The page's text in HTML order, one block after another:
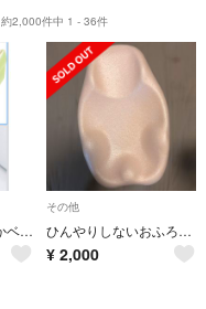
約2,000件中 1 - 36件
リッチェル ふかふかベビーバスW グリーン おまけ付き
その他
ひんやりしないおふろマット
¥ 2,000